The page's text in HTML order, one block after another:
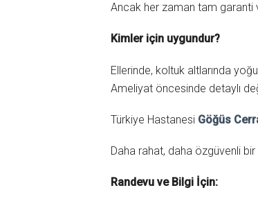
Ancak her zaman tam garanti
Kimler için uygundur?
Ellerinde, koltuk altlarında
Ameliyat öncesinde detaylı
Türkiye Hastanesi Göğüs
Daha rahat, daha özgüvenli
Randevu ve Bilgi İçin: